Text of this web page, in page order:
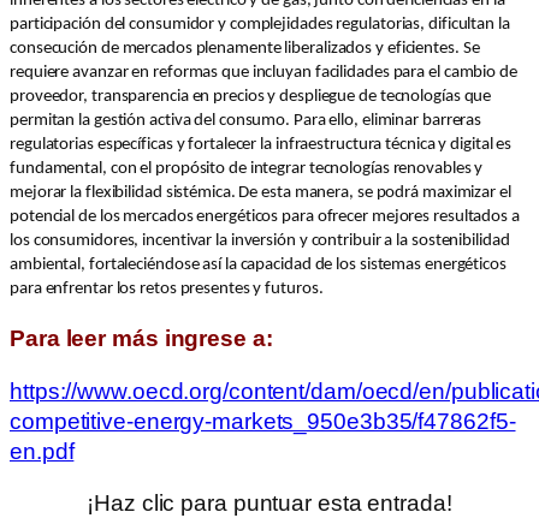
participación del consumidor y complejidades regulatorias, dificultan la
consecución de mercados plenamente liberalizados y eficientes. Se
requiere avanzar en reformas que incluyan facilidades para el cambio de
proveedor, transparencia en precios y despliegue de tecnologías que
permitan la gestión activa del consumo. Para ello, eliminar barreras
regulatorias específicas y fortalecer la infraestructura técnica y digital es
fundamental, con el propósito de integrar tecnologías renovables y
mejorar la flexibilidad sistémica. De esta manera, se podrá maximizar el
potencial de los mercados energéticos para ofrecer mejores resultados a
los consumidores, incentivar la inversión y contribuir a la sostenibilidad
ambiental, fortaleciéndose así la capacidad de los sistemas energéticos
para enfrentar los retos presentes y futuros.
Para leer más ingrese a:
https://www.oecd.org/content/dam/oecd/en/
competitive-energy-markets_950e3b35/f47862f5-
en.pdf
¡Haz clic para puntuar esta entrada!